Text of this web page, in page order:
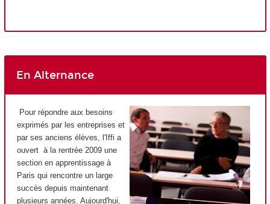
En Alternance
Pour répondre aux besoins
exprimés par les entreprises et
par ses anciens élèves, l'Iffi a
ouvert à la rentrée 2009 une
section en apprentissage à
Paris qui rencontre un large
succès depuis maintenant
plusieurs années. Aujourd'hui,